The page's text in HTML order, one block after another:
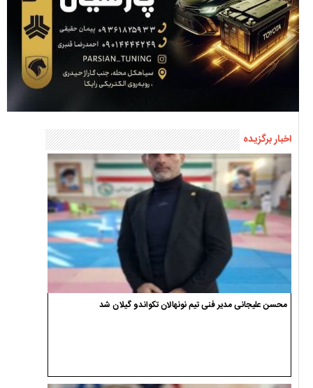
اخبار برگزیده
محسن علیجانی مدیر فنی تیم نونهالان تکواندو گیلان شد